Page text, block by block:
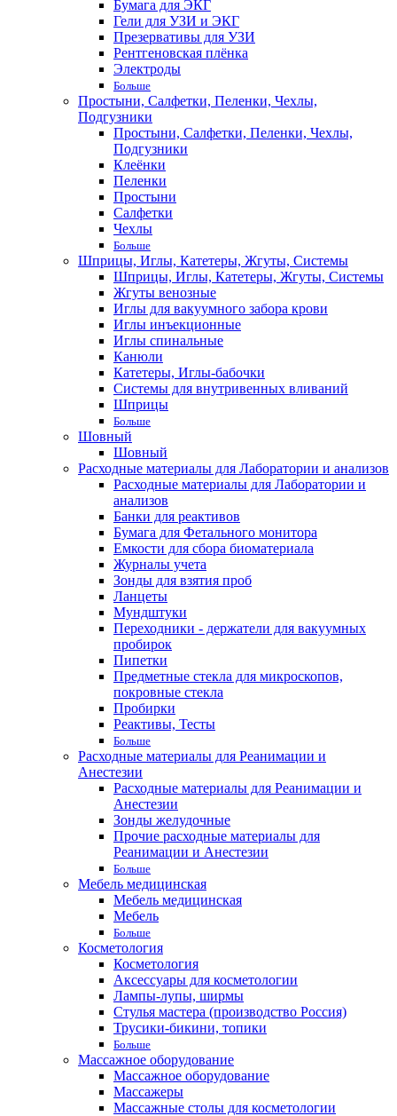
Бумага для ЭКГ
Гели для УЗИ и ЭКГ
Презервативы для УЗИ
Рентгеновская плёнка
Электроды
Больше
Простыни, Салфетки, Пеленки, Чехлы,
Подгузники
Простыни, Салфетки, Пеленки, Чехлы,
Подгузники
Клеёнки
Пеленки
Простыни
Салфетки
Чехлы
Больше
Шприцы, Иглы, Катетеры, Жгуты, Системы
Шприцы, Иглы, Катетеры, Жгуты, Системы
Жгуты венозные
Иглы для вакуумного забора крови
Иглы инъекционные
Иглы спинальные
Канюли
Катетеры, Иглы-бабочки
Системы для внутривенных вливаний
Шприцы
Больше
Шовный
Шовный
Расходные материалы для Лаборатории и анализов
Расходные материалы для Лаборатории и
анализов
Банки для реактивов
Бумага для Фетального монитора
Емкости для сбора биоматериала
Журналы учета
Зонды для взятия проб
Ланцеты
Мундштуки
Переходники - держатели для вакуумных
пробирок
Пипетки
Предметные стекла для микроскопов,
покровные стекла
Пробирки
Реактивы, Тесты
Больше
Расходные материалы для Реанимации и
Анестезии
Расходные материалы для Реанимации и
Анестезии
Зонды желудочные
Прочие расходные материалы для
Реанимации и Анестезии
Больше
Мебель медицинская
Мебель медицинская
Мебель
Больше
Косметология
Косметология
Аксессуары для косметологии
Лампы-лупы, ширмы
Стулья мастера (производство Россия)
Трусики-бикини, топики
Больше
Массажное оборудование
Массажное оборудование
Массажеры
Массажные столы для косметологии